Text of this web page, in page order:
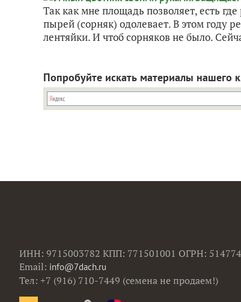
Так как мне площадь позволяет, есть
пырей (сорняк) одолевает. В этом году
лентяйки. И чтоб сорняков не было.
Попробуйте искать материалы нашего
ИНН: 9715003782 КПП: 771501001 ОГРН:
Email: info@7dach.ru
Тел: +7 (916) 710-7449 (семена не продаем!)